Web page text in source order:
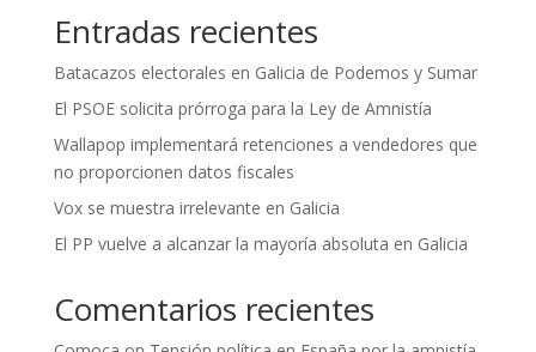
Entradas recientes
Batacazos electorales en Galicia de Podemos y Sumar
El PSOE solicita prórroga para la Ley de Amnistía
Wallapop implementará retenciones a vendedores que
no proporcionen datos fiscales
Vox se muestra irrelevante en Galicia
El PP vuelve a alcanzar la mayoría absoluta en Galicia
Comentarios recientes